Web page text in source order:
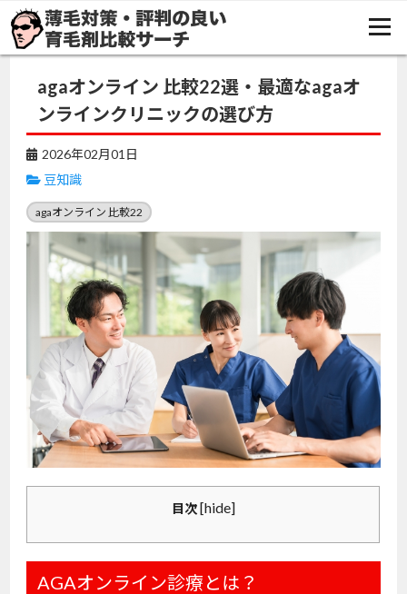
TOP
豆知識
agaオンライン 比較22選・最適なagaオンラインクリニックの選び方
agaオンライン 比較22選・最適なagaオ
ンラインクリニックの選び方
2026年02月01日
豆知識
agaオンライン 比較22
目次[hide]
AGAオンライン診療とは？